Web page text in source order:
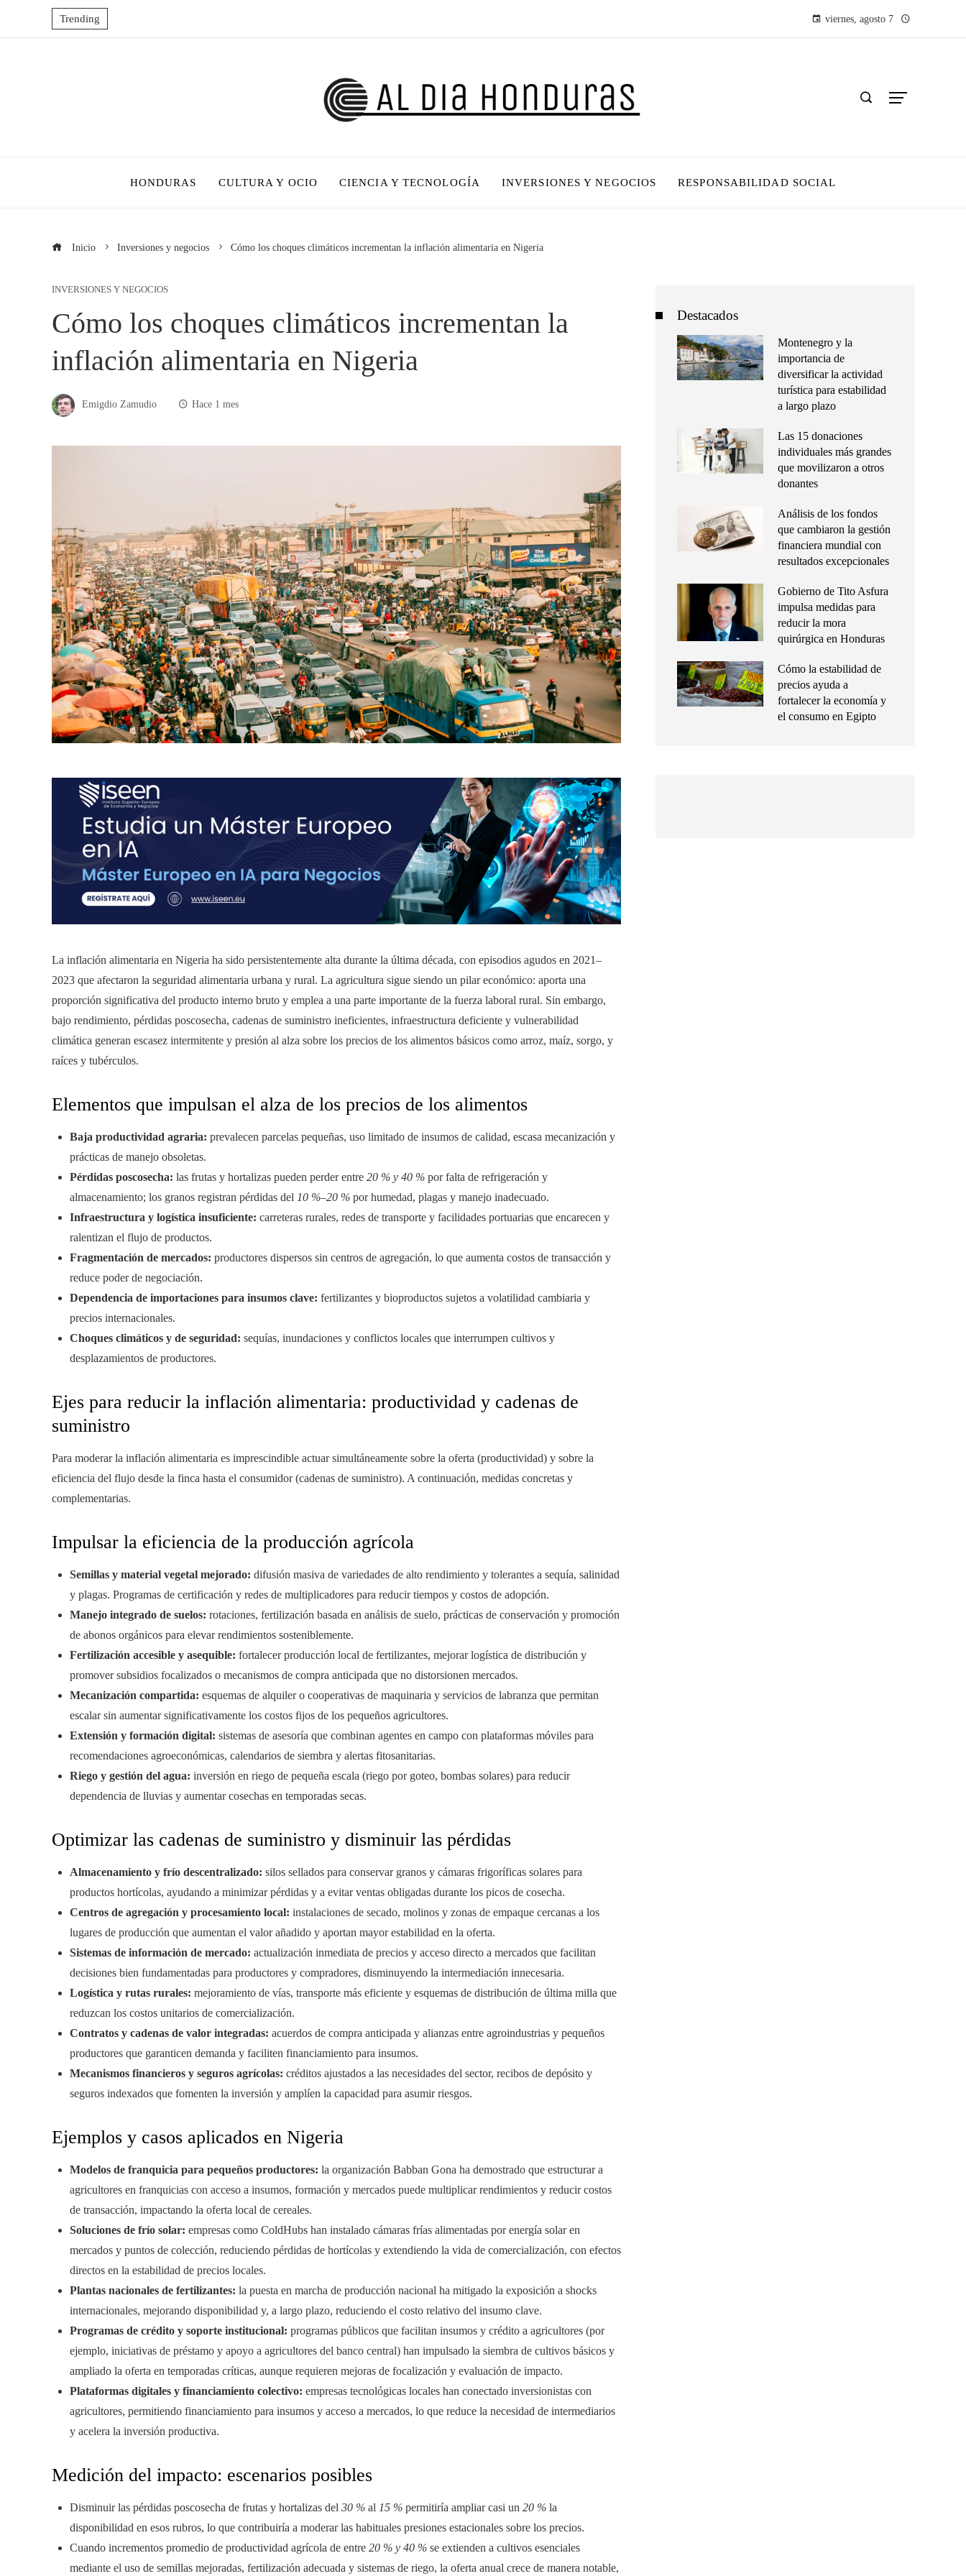
Trending viernes, agosto 7
HONDURAS CULTURA Y OCIO CIENCIA Y TECNOLOGÍA INVERSIONES Y NEGOCIOS RESPONSABILIDAD SOCIAL
Inicio Inversiones y negocios Cómo los choques climáticos incrementan la inflación alimentaria en Nigeria
INVERSIONES Y NEGOCIOS
Cómo los choques climáticos incrementan la
inflación alimentaria en Nigeria
Emigdio Zamudio Hace 1 mes
La inflación alimentaria en Nigeria ha sido persistentemente alta durante la última década, con episodios agudos en 2021–
2023 que afectaron la seguridad alimentaria urbana y rural. La agricultura sigue siendo un pilar económico: aporta una
proporción significativa del producto interno bruto y emplea a una parte importante de la fuerza laboral rural. Sin embargo,
bajo rendimiento, pérdidas poscosecha, cadenas de suministro ineficientes, infraestructura deficiente y vulnerabilidad
climática generan escasez intermitente y presión al alza sobre los precios de los alimentos básicos como arroz, maíz, sorgo, y
raíces y tubérculos.
Elementos que impulsan el alza de los precios de los alimentos
Baja productividad agraria: prevalecen parcelas pequeñas, uso limitado de insumos de calidad, escasa mecanización y
prácticas de manejo obsoletas.
Pérdidas poscosecha: las frutas y hortalizas pueden perder entre 20 % y 40 % por falta de refrigeración y
almacenamiento; los granos registran pérdidas del 10 %–20 % por humedad, plagas y manejo inadecuado.
Infraestructura y logística insuficiente: carreteras rurales, redes de transporte y facilidades portuarias que encarecen y
ralentizan el flujo de productos.
Fragmentación de mercados: productores dispersos sin centros de agregación, lo que aumenta costos de transacción y
reduce poder de negociación.
Dependencia de importaciones para insumos clave: fertilizantes y bioproductos sujetos a volatilidad cambiaria y
precios internacionales.
Choques climáticos y de seguridad: sequías, inundaciones y conflictos locales que interrumpen cultivos y
desplazamientos de productores.
Ejes para reducir la inflación alimentaria: productividad y cadenas de
suministro
Para moderar la inflación alimentaria es imprescindible actuar simultáneamente sobre la oferta (productividad) y sobre la
eficiencia del flujo desde la finca hasta el consumidor (cadenas de suministro). A continuación, medidas concretas y
complementarias.
Impulsar la eficiencia de la producción agrícola
Semillas y material vegetal mejorado: difusión masiva de variedades de alto rendimiento y tolerantes a sequía, salinidad
y plagas. Programas de certificación y redes de multiplicadores para reducir tiempos y costos de adopción.
Manejo integrado de suelos: rotaciones, fertilización basada en análisis de suelo, prácticas de conservación y promoción
de abonos orgánicos para elevar rendimientos sosteniblemente.
Fertilización accesible y asequible: fortalecer producción local de fertilizantes, mejorar logística de distribución y
promover subsidios focalizados o mecanismos de compra anticipada que no distorsionen mercados.
Mecanización compartida: esquemas de alquiler o cooperativas de maquinaria y servicios de labranza que permitan
escalar sin aumentar significativamente los costos fijos de los pequeños agricultores.
Extensión y formación digital: sistemas de asesoría que combinan agentes en campo con plataformas móviles para
recomendaciones agroeconómicas, calendarios de siembra y alertas fitosanitarias.
Riego y gestión del agua: inversión en riego de pequeña escala (riego por goteo, bombas solares) para reducir
dependencia de lluvias y aumentar cosechas en temporadas secas.
Optimizar las cadenas de suministro y disminuir las pérdidas
Almacenamiento y frío descentralizado: silos sellados para conservar granos y cámaras frigoríficas solares para
productos hortícolas, ayudando a minimizar pérdidas y a evitar ventas obligadas durante los picos de cosecha.
Centros de agregación y procesamiento local: instalaciones de secado, molinos y zonas de empaque cercanas a los
lugares de producción que aumentan el valor añadido y aportan mayor estabilidad en la oferta.
Sistemas de información de mercado: actualización inmediata de precios y acceso directo a mercados que facilitan
decisiones bien fundamentadas para productores y compradores, disminuyendo la intermediación innecesaria.
Logística y rutas rurales: mejoramiento de vías, transporte más eficiente y esquemas de distribución de última milla que
reduzcan los costos unitarios de comercialización.
Contratos y cadenas de valor integradas: acuerdos de compra anticipada y alianzas entre agroindustrias y pequeños
productores que garanticen demanda y faciliten financiamiento para insumos.
Mecanismos financieros y seguros agrícolas: créditos ajustados a las necesidades del sector, recibos de depósito y
seguros indexados que fomenten la inversión y amplíen la capacidad para asumir riesgos.
Ejemplos y casos aplicados en Nigeria
Modelos de franquicia para pequeños productores: la organización Babban Gona ha demostrado que estructurar a
agricultores en franquicias con acceso a insumos, formación y mercados puede multiplicar rendimientos y reducir costos
de transacción, impactando la oferta local de cereales.
Soluciones de frío solar: empresas como ColdHubs han instalado cámaras frías alimentadas por energía solar en
mercados y puntos de colección, reduciendo pérdidas de hortícolas y extendiendo la vida de comercialización, con efectos
directos en la estabilidad de precios locales.
Plantas nacionales de fertilizantes: la puesta en marcha de producción nacional ha mitigado la exposición a shocks
internacionales, mejorando disponibilidad y, a largo plazo, reduciendo el costo relativo del insumo clave.
Programas de crédito y soporte institucional: programas públicos que facilitan insumos y crédito a agricultores (por
ejemplo, iniciativas de préstamo y apoyo a agricultores del banco central) han impulsado la siembra de cultivos básicos y
ampliado la oferta en temporadas críticas, aunque requieren mejoras de focalización y evaluación de impacto.
Plataformas digitales y financiamiento colectivo: empresas tecnológicas locales han conectado inversionistas con
agricultores, permitiendo financiamiento para insumos y acceso a mercados, lo que reduce la necesidad de intermediarios
y acelera la inversión productiva.
Medición del impacto: escenarios posibles
Disminuir las pérdidas poscosecha de frutas y hortalizas del 30 % al 15 % permitiría ampliar casi un 20 % la
disponibilidad en esos rubros, lo que contribuiría a moderar las habituales presiones estacionales sobre los precios.
Cuando incrementos promedio de productividad agrícola de entre 20 % y 40 % se extienden a cultivos esenciales
mediante el uso de semillas mejoradas, fertilización adecuada y sistemas de riego, la oferta anual crece de manera notable,
Destacados
Montenegro y la
importancia de
diversificar la actividad
turística para estabilidad
a largo plazo
Las 15 donaciones
individuales más grandes
que movilizaron a otros
donantes
Análisis de los fondos
que cambiaron la gestión
financiera mundial con
resultados excepcionales
Gobierno de Tito Asfura
impulsa medidas para
reducir la mora
quirúrgica en Honduras
Cómo la estabilidad de
precios ayuda a
fortalecer la economía y
el consumo en Egipto